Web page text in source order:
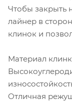
Чтобы закрыть
лайнер в
клинок и
Материал
Отличная